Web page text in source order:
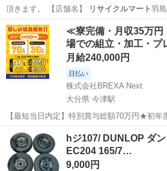
頂きます。 【店舗名】
リサイクルマート
岐阜 羽島市 不破一色駅 タイヤ
スチールホイール
≪寮完備・月収35万
場での組立・加工・プ
月給240,000円
日払い
株式会社BREXA Next
大分県 今津駅
【最短当日内定】特別賞与総額70万円★初年
インセンティブ30万円★無料の備品付き寮
業績賞与＆昇給あり！軽自動車の製造業務！ ダイハツ車の製造 大手自
動車メーカーである『ダイ...
大分 中津市
hジ107/ DUNLOP ダ
EC204 165/7…
9,000円